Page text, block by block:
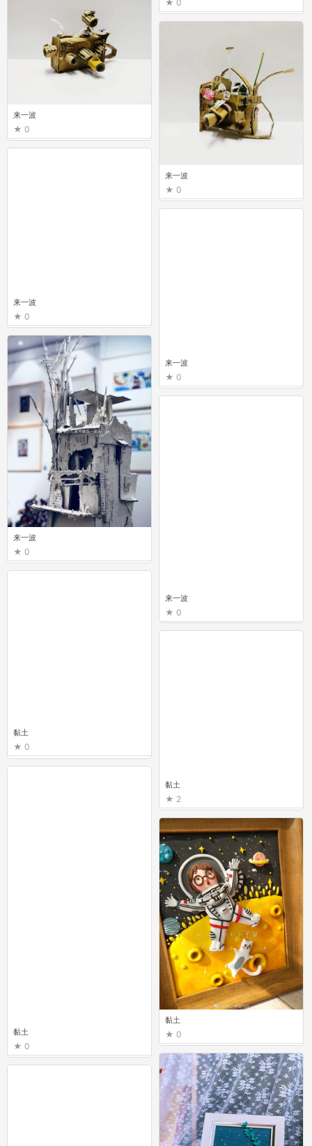
0
来一波
0
来一波
0
来一波
0
来一波
0
来一波
0
来一波
0
黏土
0
黏土
0
黏土
0
黏土
2